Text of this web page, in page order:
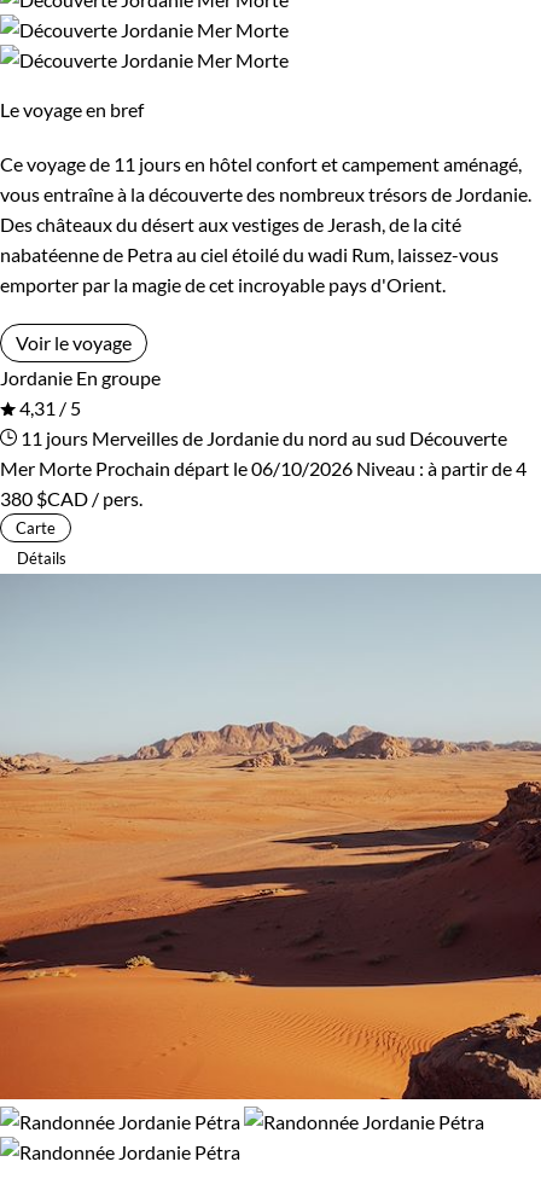
Nous proposons également des
Guide de voyage Jordanie
Plus de 3 000 $CAD
Âge des enfants
Bivouac, sous tente
Supérieur
Le voyage en bref
Ce voyage de 11 jours en hôtel confort et campement aménagé,
vous entraîne à la découverte des nombreux trésors de Jordanie.
Des châteaux du désert aux vestiges de Jerash, de la cité
nabatéenne de Petra au ciel étoilé du wadi Rum, laissez-vous
emporter par la magie de cet incroyable pays d'Orient.
Voir le voyage
Jordanie En groupe
4,31 / 5
11 jours Merveilles de Jordanie du nord au sud Découverte
Mer Morte Prochain départ le 06/10/2026 Niveau : à partir de4
380 $CAD / pers.
Carte
Détails